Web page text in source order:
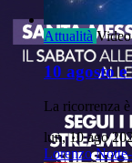
Attualità Video
10 agosto
La ricorrenza
lun, 10 ago
Lorenzo